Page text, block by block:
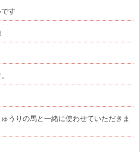
す
うりの馬と一緒に使わせていただきま